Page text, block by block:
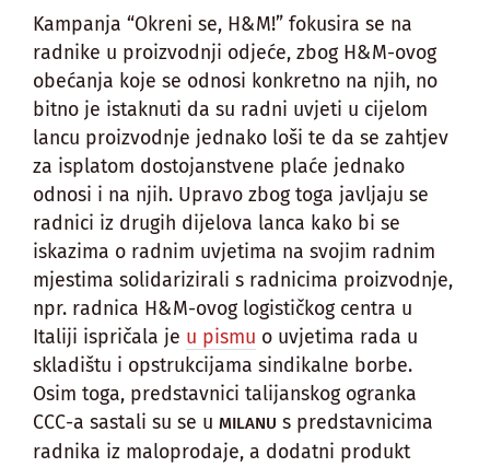
Kampanja “Okreni se, H&M!” fokusira se na
radnike u proizvodnji odjeće, zbog H&M-ovog
obećanja koje se odnosi konkretno na njih, no
bitno je istaknuti da su radni uvjeti u cijelom
lancu proizvodnje jednako loši te da se zahtjev
za isplatom dostojanstvene plaće jednako
odnosi i na njih. Upravo zbog toga javljaju se
radnici iz drugih dijelova lanca kako bi se
iskazima o radnim uvjetima na svojim radnim
mjestima solidarizirali s radnicima proizvodnje,
npr. radnica H&M-ovog logističkog centra u
Italiji ispričala je u pismu o uvjetima rada u
skladištu i opstrukcijama sindikalne borbe.
Osim toga, predstavnici talijanskog ogranka
CCC-a sastali su se u MILANU s predstavnicima
radnika iz maloprodaje, a dodatni produkt